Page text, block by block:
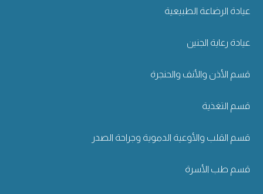
عيادة الرضاعة الطبيعية
عيادة رعاية الجنين
قسم الأذن والأنف والحنجرة
قسم التغذية
قسم القلب والأوعية الدموية وجراحة الصدر
قسم طب الأسرة